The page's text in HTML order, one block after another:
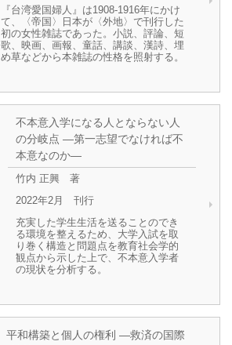
『台湾愛国婦人』は1908-1916年にかけ
て、〈帝国〉日本が〈外地〉で刊行した
初の女性雑誌であった。小説、評論、短
歌、映画、画報、童話、講談、漢詩、埋
め草などから本雑誌の性格を照射する。
不本意入学になる人とならない人
の分岐点 ―第一志望でなければ不
本意なのか―
竹内 正興 著
2022年2月 刊行
充実した学生生活を送ることのでき
る環境を整えるため、大学入試を取
り巻く構造と問題点を教育社会学的
観点から示した上で、不本意入学者
の現状を分析する。
平和構築と個人の権利 ―救済の国際